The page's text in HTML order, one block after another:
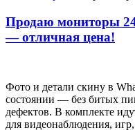
Продаю мониторы
— отличная цена!
Фото и детали скину в
состоянии — без битых
дефектов. В комплекте
для видеонаблюдения,